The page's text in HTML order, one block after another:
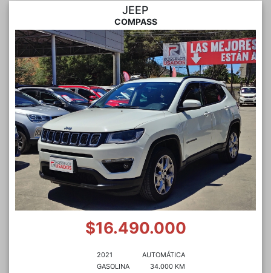
JEEP
COMPASS
$16.490.000
2021
GASOLINA
AUTOMÁTICA
34.000 KM